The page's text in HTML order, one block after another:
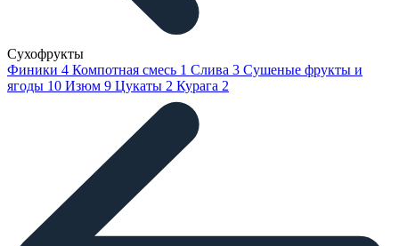
Сухофрукты
Финики 4 Компотная смесь 1 Слива 3 Сушеные фрукты и
ягоды 10 Изюм 9 Цукаты 2 Курага 2